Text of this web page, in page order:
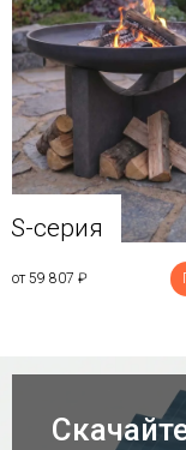
S-серия
от 59 807 ₽